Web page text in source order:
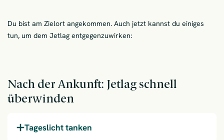
Du bist am Zielort angekommen. Auch jetzt kannst du einiges
tun, um dem Jetlag entgegenzuwirken:
Nach der Ankunft: Jetlag schnell
überwinden
Tageslicht tanken